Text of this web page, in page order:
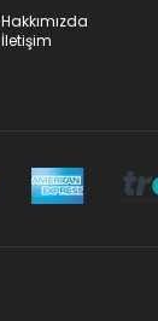
Hakkımızda
İletişim